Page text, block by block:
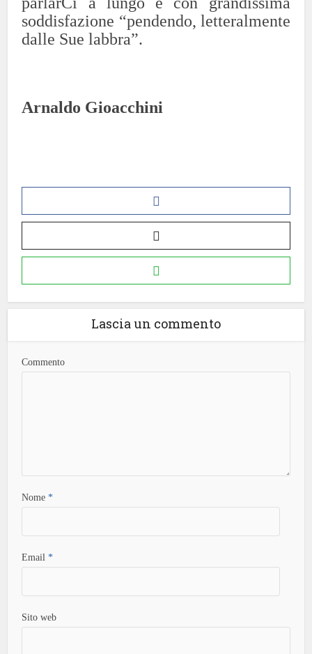
soddisfazione “pendendo, letteralmente
dalle Sue labbra”.
Arnaldo Gioacchini
Lascia un commento
Commento
Nome*
Email*
Sito web